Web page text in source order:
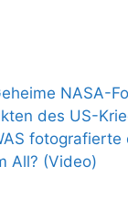
NASA-
des US-
fotografierte
All? (Video)